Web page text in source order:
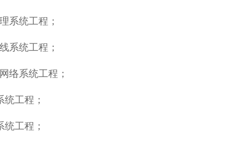
系统工程；
系统工程；
络系统工程；
工程；
工程；